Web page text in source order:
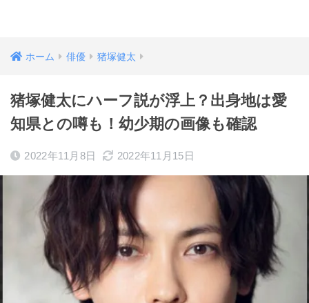
ホーム 俳優 猪塚健太
猪塚健太にハーフ説が浮上？出身地は愛
知県との噂も！幼少期の画像も確認
2022年11月8日 2022年11月15日